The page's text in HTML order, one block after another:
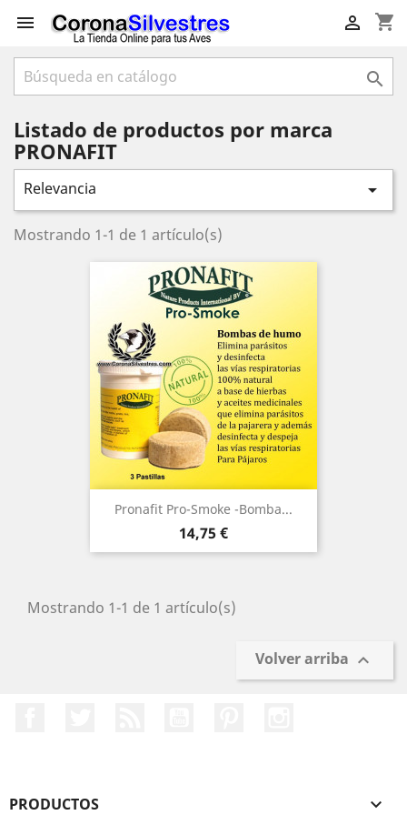
 shopping_cart


Listado de productos por marca
PRONAFIT
Relevancia 
Mostrando 1-1 de 1 artículo(s)
Pronafit Pro-Smoke -Bomba...
Precio
14,75 €
Mostrando 1-1 de 1 artículo(s)
Volver arriba 
PRODUCTOS 